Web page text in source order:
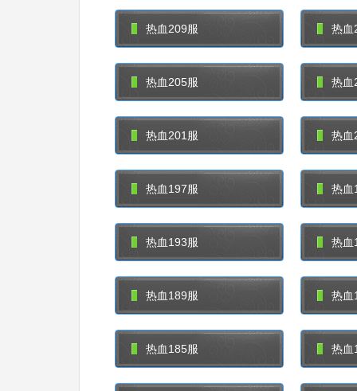
热血209服 热血
热血205服 热血
热血201服 热血
热血197服 热血
热血193服 热血
热血189服 热血
热血185服 热血